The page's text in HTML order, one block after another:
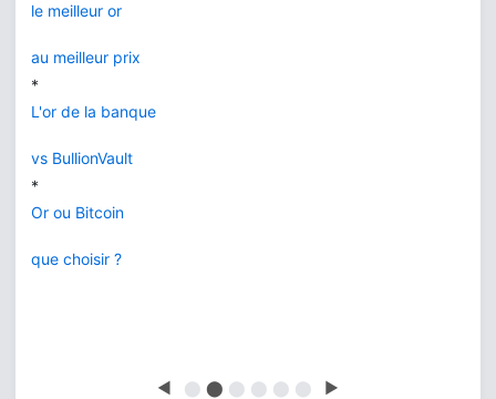
le meilleur or
au meilleur prix
*
L'or de la banque
vs BullionVault
*
Or ou Bitcoin
que choisir ?
◀ ⬤ ⬤ ⬤ ⬤ ⬤ ⬤ ▶